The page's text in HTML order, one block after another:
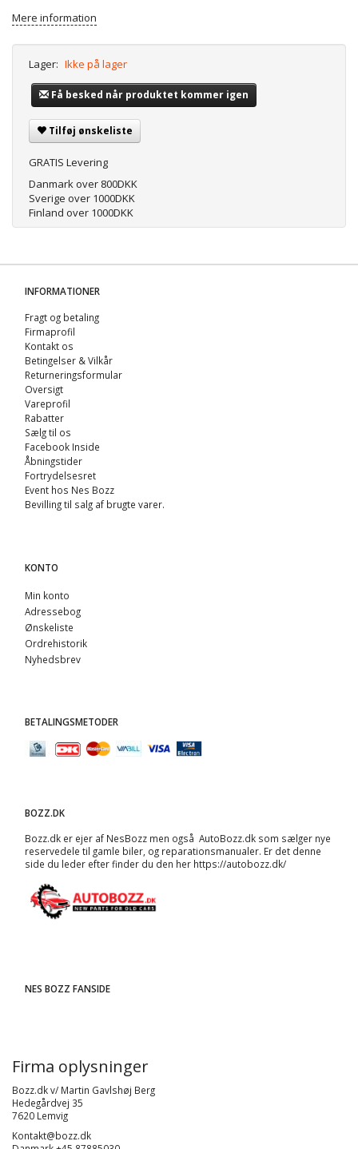
Mere information
Lager: Ikke på lager
Få besked når produktet kommer igen
Tilføj ønskeliste
GRATIS Levering
Danmark over 800DKK
Sverige over 1000DKK
Finland over 1000DKK
INFORMATIONER
Fragt og betaling
Firmaprofil
Kontakt os
Betingelser & Vilkår
Returneringsformular
Oversigt
Vareprofil
Rabatter
Sælg til os
Facebook Inside
Åbningstider
Fortrydelsesret
Event hos Nes Bozz
Bevilling til salg af brugte varer.
KONTO
Min konto
Adressebog
Ønskeliste
Ordrehistorik
Nyhedsbrev
BETALINGSMETODER
BOZZ.DK
Bozz.dk er ejer af NesBozz men også AutoBozz.dk som sælger nye
reservedele til gamle biler, og reparationsmanualer. Er det denne
side du leder efter finder du den her https://autobozz.dk/
NES BOZZ FANSIDE
Firma oplysninger
Bozz.dk v/ Martin Gavlshøj Berg
Hedegårdvej 35
7620 Lemvig
Kontakt@bozz.dk